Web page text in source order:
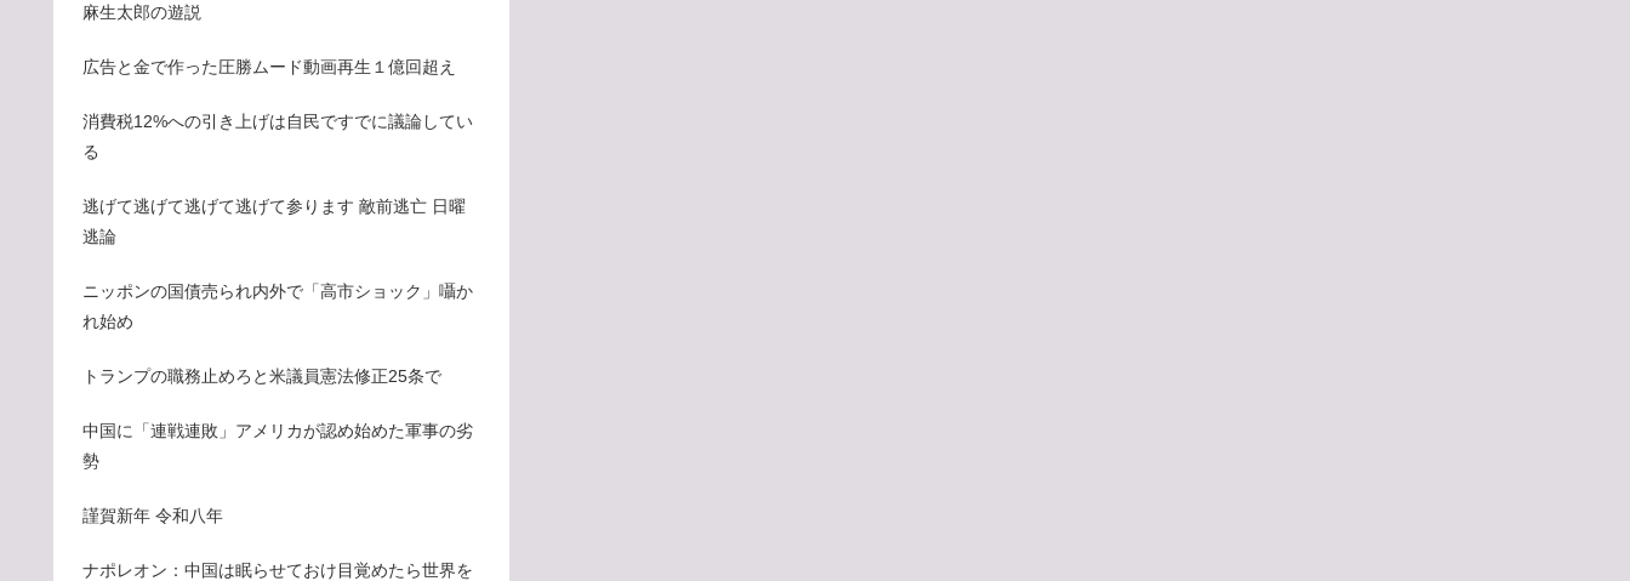
麻生太郎の遊説
広告と金で作った圧勝ムード動画再生１億回超え
消費税12%への引き上げは自民ですでに議論してい
る
逃げて逃げて逃げて逃げて参ります 敵前逃亡 日曜
逃論
ニッポンの国債売られ内外で「高市ショック」囁か
れ始め
トランプの職務止めろと米議員憲法修正25条で
中国に「連戦連敗」アメリカが認め始めた軍事の劣
勢
謹賀新年 令和八年
ナポレオン：中国は眠らせておけ目覚めたら世界を